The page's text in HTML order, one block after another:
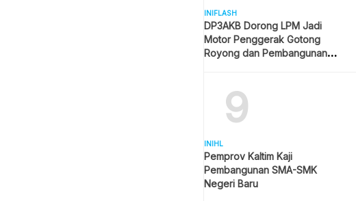
INIFLASH
DP3AKB Dorong LPM Jadi
Motor Penggerak Gotong
Royong dan Pembangunan
9
INIHL
Pemprov Kaltim Kaji
Pembangunan SMA-SMK
Negeri Baru